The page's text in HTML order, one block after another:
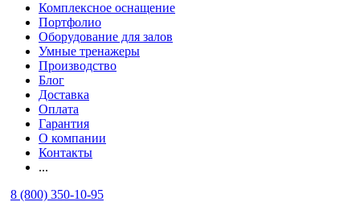
Комплексное оснащение
Портфолио
Оборудование для залов
Умные тренажеры
Производство
Блог
Доставка
Оплата
Гарантия
О компании
Контакты
...
8 (800) 350-10-95